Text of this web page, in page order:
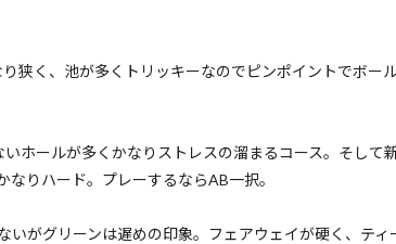
狭く、池が多くトリッキーなのでピンポイントでボ
ホールが多くかなりストレスの溜まるコース。そし
りハード。プレーするならAB一択。
がグリーンは遅めの印象。フェアウェイが硬く、ティ